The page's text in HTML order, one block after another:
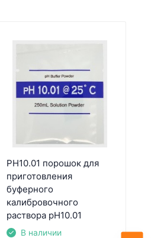
PH10.01 порошок для
приготовления
буферного
калибровочного
раствора pH10.01
В наличии